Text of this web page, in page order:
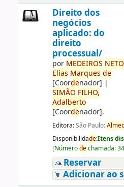
Direito dos
negócios
aplicado: do
direito
processual/
por MEDEIROS
Elias Marques de
[Coordenador] |
SIMÃO FILHO,
Adalberto
[Coordenador].
Editora:São Paulo:
Disponibilidade:Itens
[Númerodechamada:
Reservar
Adicionar ao